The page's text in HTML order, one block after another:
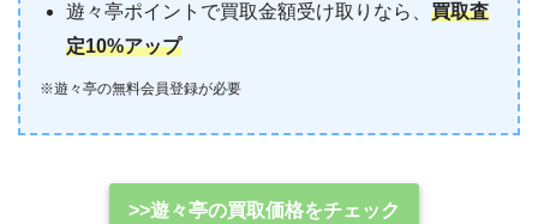
遊々亭ポイントで買取金額受け取りなら、買取査
定10%アップ
※遊々亭の無料会員登録が必要
>>遊々亭の買取価格をチェック